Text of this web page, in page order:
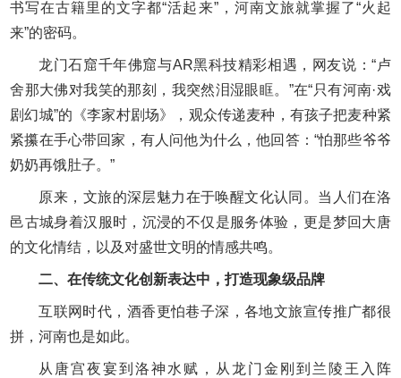
书写在古籍里的文字都“活起来”，河南文旅就掌握了“火起
来”的密码。
龙门石窟千年佛窟与AR黑科技精彩相遇，网友说：“卢
舍那大佛对我笑的那刻，我突然泪湿眼眶。”在“只有河南·戏
剧幻城”的《李家村剧场》，观众传递麦种，有孩子把麦种紧
紧攥在手心带回家，有人问他为什么，他回答：“怕那些爷爷
奶奶再饿肚子。”
原来，‌文旅的深层魅力在于唤醒文化认同。当人们在洛
邑古城身着汉服时，沉浸的不仅是服务体验，更是梦回大唐
的文化情结，以及对盛世文明的情感共鸣。
二、在传统文化创新表达中，打造现象级品牌
互联网时代，酒香更怕巷子深，各地文旅宣传推广都很
拼，河南也是如此。‌
从唐宫夜宴到洛神水赋，从龙门金刚到兰陵王入阵